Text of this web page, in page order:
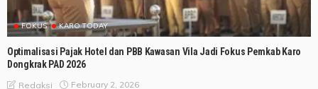
FOKUS KARO TODAY
Optimalisasi Pajak Hotel dan PBB Kawasan Vila Jadi Fokus Pemkab Karo
Dongkrak PAD 2026
Redaksi February 2, 2026